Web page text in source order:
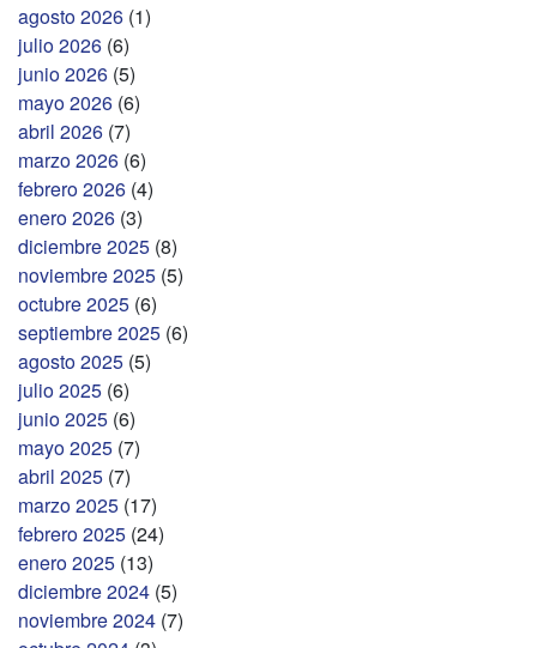
agosto 2026 (1)
julio 2026 (6)
junio 2026 (5)
mayo 2026 (6)
abril 2026 (7)
marzo 2026 (6)
febrero 2026 (4)
enero 2026 (3)
diciembre 2025 (8)
noviembre 2025 (5)
octubre 2025 (6)
septiembre 2025 (6)
agosto 2025 (5)
julio 2025 (6)
junio 2025 (6)
mayo 2025 (7)
abril 2025 (7)
marzo 2025 (17)
febrero 2025 (24)
enero 2025 (13)
diciembre 2024 (5)
noviembre 2024 (7)